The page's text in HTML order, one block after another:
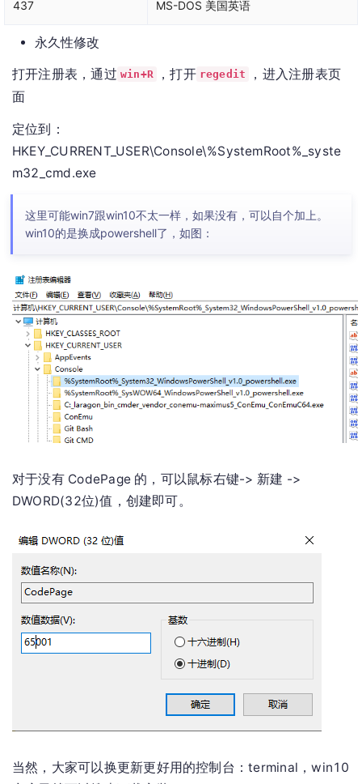
437 MS-DOS 美国英语
永久性修改
打开注册表，通过 win+R ，打开 regedit
，进入注册表页
面
定位到：
HKEY_CURRENT_USER\Console\%SystemRoot%_syste
m32_cmd.exe
这里可能win7跟win10不太一样，如果没有，可以自个加上。
win10的是换成powershell了，如图：
对于没有 CodePage 的，可以鼠标右键-> 新建 ->
DWORD(32位)值，创建即可。
当然，大家可以换更新更好用的控制台：terminal，win10